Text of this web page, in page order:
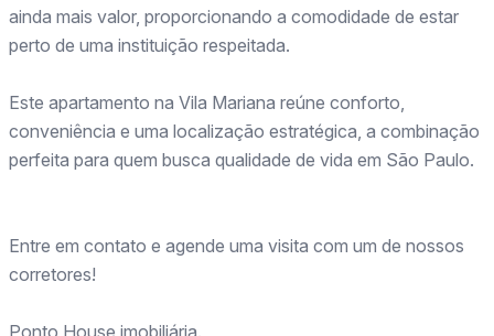
ainda mais valor, proporcionando a comodidade de estar
perto de uma instituição respeitada.
Este apartamento na Vila Mariana reúne conforto,
conveniência e uma localização estratégica, a combinação
perfeita para quem busca qualidade de vida em São Paulo.
Entre em contato e agende uma visita com um de nossos
corretores!
Ponto House imobiliária.